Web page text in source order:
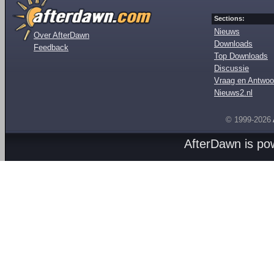
Over AfterDawn
Feedback
Sections:
Nieuws
Downloads
Top Downloads
Discussie
Vraag en
Nieuws2.nl
© 1999-2026
AfterDawn is